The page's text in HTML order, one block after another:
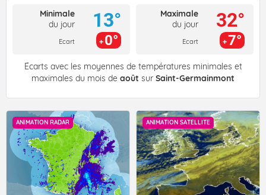
Minimale
du jour
Ecart
13°
0°
Maximale
du jour
Ecart
32°
7°
Écarts avec les moyennes de températures minimales et
maximales du mois de août sur Saint-Germainmont
ANIMATION RADAR ANIMATION SATELLITE